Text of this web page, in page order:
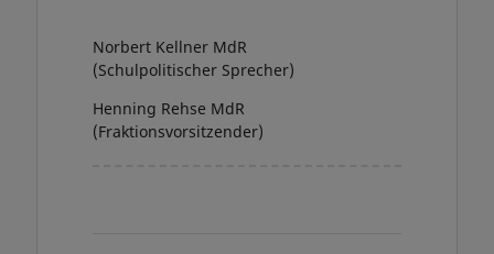
Norbert Kellner MdR
(Schulpolitischer Sprecher)
Henning Rehse MdR
(Fraktionsvorsitzender)